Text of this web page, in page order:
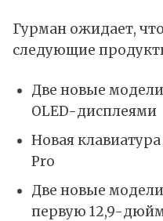
Гурман ожидает,
следующие
Две новые
OLED-дисплеями
Новая
Pro
Две новые
первую 12,9-